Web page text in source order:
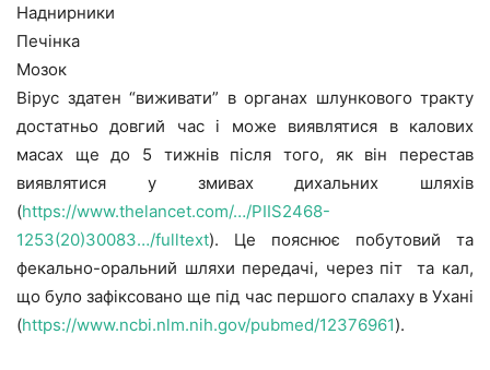
Наднирники
Печінка
Мозок
Вірус здатен “виживати” в органах шлункового тракту
достатньо довгий час і може виявлятися в калових
масах ще до 5 тижнів після того, як він перестав
виявлятися у змивах дихальних шляхів
(https://www.thelancet.com/…/PIIS2468-
1253(20)30083…/fulltext). Це пояснює побутовий та
фекально-оральний шляхи передачі, через піт та кал,
що було зафіксовано ще під час першого спалаху в Ухані
(https://www.ncbi.nlm.nih.gov/pubmed/12376961).